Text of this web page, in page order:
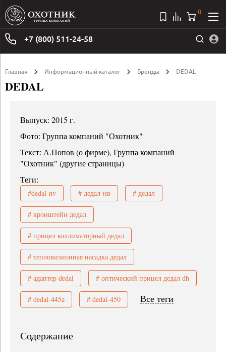
+7 (800) 511-24-58
0
Главная Информационный каталог Бренды DEDAL
DEDAL
Выпуск: 2015 г.
Фото: Группа компаний "Охотник"
Текст: А.Попов (о фирме), Группа компаний
"Охотник" (другие страницы)
Теги:
#dedal-nv # дедал-нв # дедал
# кронштейн дедал
# прицел коллиматорный дедал
# тепловизионная насадка дедал
# адаптер dedal # оптический прицел дедал dh
# dedal-445а # dedal-450 Все теги
Содержание